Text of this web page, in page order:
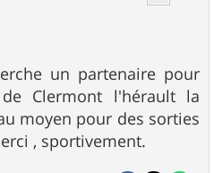
un partenaire pour
Clermont l'hérault la
moyen pour des sorties
, sportivement.